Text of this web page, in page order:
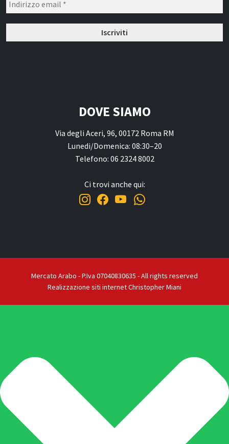
DOVE SIAMO
Via degli Aceri, 96, 00172 Roma RM
Lunedi/Domenica: 08:30–20
Telefono: 06 2324 8002
Ci trovi anche qui:
Mercato Arabo - P.Iva 07040830635 - All rights reserved
Realizzazione siti internet Christopher Miani